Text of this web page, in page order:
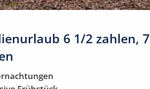
6 1/2 zahlen, 7